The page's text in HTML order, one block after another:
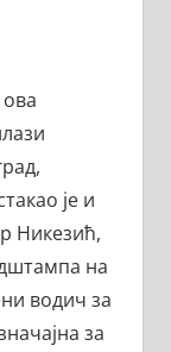
је и
Никезић,
на
водич за
за